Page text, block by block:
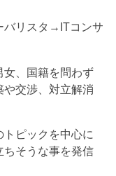
バリスタ→ITコンサ
女、国籍を問わず
交渉、対立解消
ピックを中心に
ちそうな事を発信